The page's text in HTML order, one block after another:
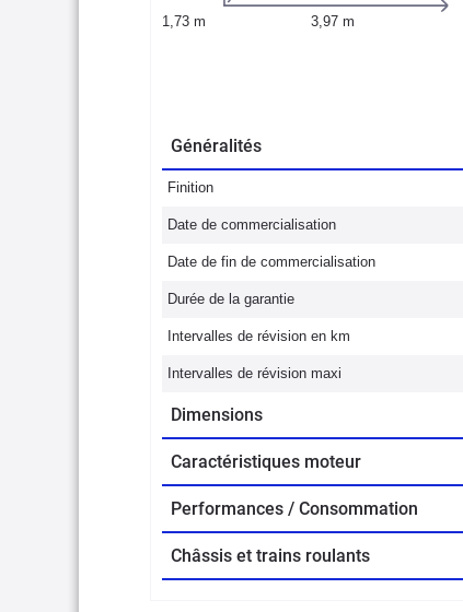
1,73 m 3,97 m
Généralités
Finition
Date de commercialisation
Date de fin de commercialisation
Durée de la garantie
Intervalles de révision en km
Intervalles de révision maxi
Dimensions
Caractéristiques moteur
Performances / Consommation
Châssis et trains roulants